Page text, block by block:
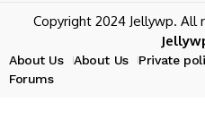
Copyright 2024 Jellywp.
About Us About Us Private
Forums